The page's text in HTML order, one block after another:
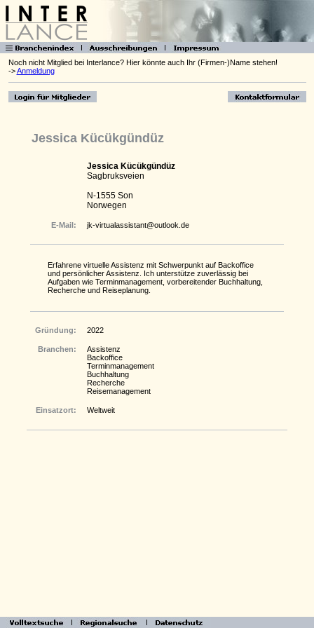
Noch nicht Mitglied bei Interlance? Hier könnte auch Ihr (Firmen-)Name stehen!
->Anmeldung
Jessica Kücükgündüz
Jessica Kücükgündüz
Sagbruksveien
N-1555 Son
Norwegen
E-Mail: jk-virtualassistant@outlook.de
Erfahrene virtuelle Assistenz mit Schwerpunkt auf Backoffice
und persönlicher Assistenz. Ich unterstütze zuverlässig bei
Aufgaben wie Terminmanagement, vorbereitender Buchhaltung,
Recherche und Reiseplanung.
Gründung: 2022
Branchen:
Assistenz
Backoffice
Terminmanagement
Buchhaltung
Recherche
Reisemanagement
Einsatzort: Weltweit